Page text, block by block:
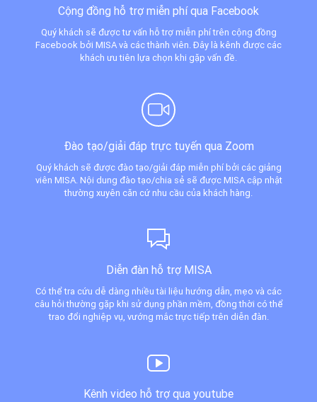
Cộng đồng hỗ trợ miễn phí qua Facebook
Quý khách sẽ được tư vấn hỗ trợ miễn phí trên cộng đồng
Facebook bởi MISA và các thành viên. Đây là kênh được các
khách ưu tiên lựa chọn khi gặp vấn đề.
Đào tạo/giải đáp trực tuyến qua Zoom
Quý khách sẽ được đào tạo/giải đáp miễn phí bởi các giảng
viên MISA. Nội dung đào tạo/chia sẻ sẽ được MISA cập nhật
thường xuyên căn cứ nhu cầu của khách hàng.
Diễn đàn hỗ trợ MISA
Có thể tra cứu dễ dàng nhiều tài liệu hướng dẫn, mẹo và các
câu hỏi thường gặp khi sử dụng phần mềm, đồng thời có thể
trao đổi nghiệp vụ, vướng mắc trực tiếp trên diễn đàn.
Kênh video hỗ trợ qua youtube